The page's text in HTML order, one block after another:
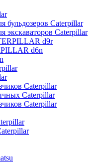
бульдозеров Caterpillar
экскаваторов Caterpillar
d9r
d6n
Caterpillar
Caterpillar
Caterpillar